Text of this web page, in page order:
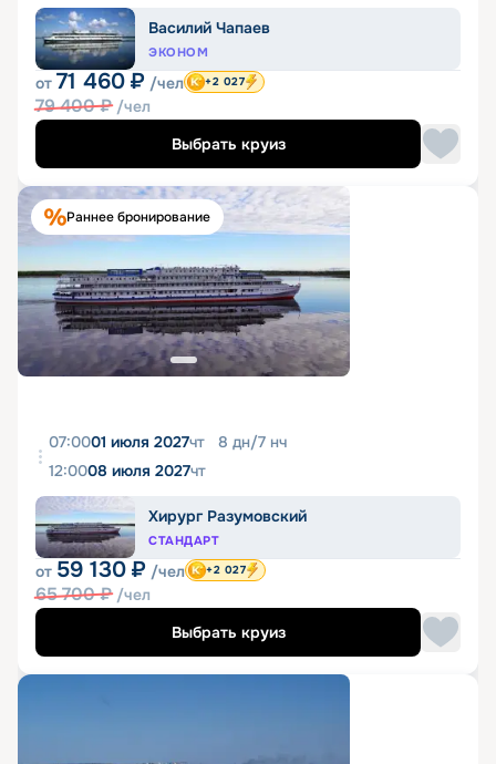
Василий Чапаев
ЭКОНОМ
от 71 460 ₽ /чел
79 400₽ /чел
+2 027
Выбрать круиз
Раннее бронирование
07:0001 июля 2027чт 8 дн/7 нч
12:0008 июля 2027чт
Хирург Разумовский
СТАНДАРТ
от 59 130 ₽ /чел
65 700₽ /чел
+2 027
Выбрать круиз